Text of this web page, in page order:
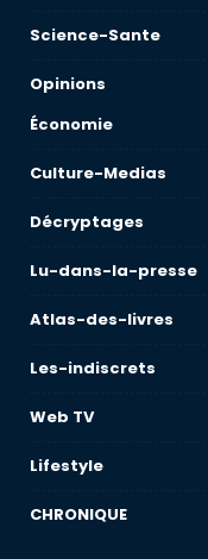
Science-Sante
Opinions
Économie
Culture-Medias
Décryptages
Lu-dans-la-presse
Atlas-des-livres
Les-indiscrets
Web TV
Lifestyle
CHRONIQUE